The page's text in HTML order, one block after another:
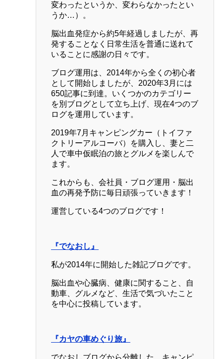
変わったというか、変わらなかったとい
うか…）。
脳出血発症から約5年経過しましたが、再
発することなく日常生活を普通に送れて
いることに感謝の日々です。
ブログ運用は、2014年から全くの初心者
として開始しましたが、2020年3月には
650記事に到達。いくつかのカテゴリー
を別ブログとして立ち上げ、現在4つのブ
ログを運用しています。
2019年7月キャンピングカー（トイファ
クトリーアルコーバ）を購入し、妻と二
人で車中仮眠泊の旅とグルメを楽しんで
ます。
これからも、会社員・ブログ運用・脳出
血の再発予防に毎日頑張っていきます！
運営している4つのブログです！
『でなおし』
私が2014年に開始した雑記ブログです。
脳出血や心臓病、健康に関すること、自
動車、グルメなど、生活で気づいたこと
を中心に投稿しています。
『カヤの車めぐり旅』
でなおしブログから分離した、キャンピ